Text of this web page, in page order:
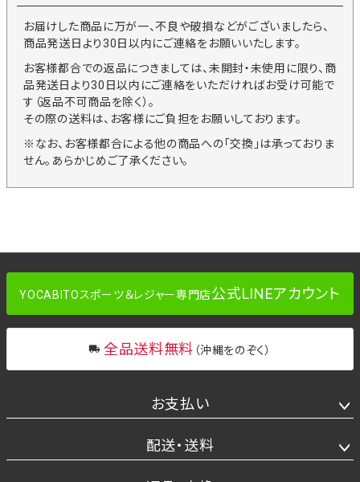
お届けした商品に万が一、不良や破損などがございましたら、
商品発送日より30日以内にご連絡をお願いいたします。
お客様都合での返品につきましては、未開封・未使用に限り、商
品発送日より30日以内にご連絡をいただければお受け可能で
す（返品不可商品を除く）。
その際の送料は、お客様にご負担をお願いしております。
※なお、お客様都合による他の商品への「交換」は承っておりま
せん。あらかじめご了承ください。
YOCABITOスポーツ＆レジャー専門店公式LINEアカウント
全品送料無料 （沖縄をのぞく）
お支払い
配送・送料